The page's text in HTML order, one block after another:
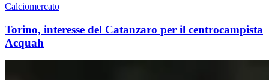
Calciomercato
Torino, interesse del Catanzaro per il centrocampista
Acquah